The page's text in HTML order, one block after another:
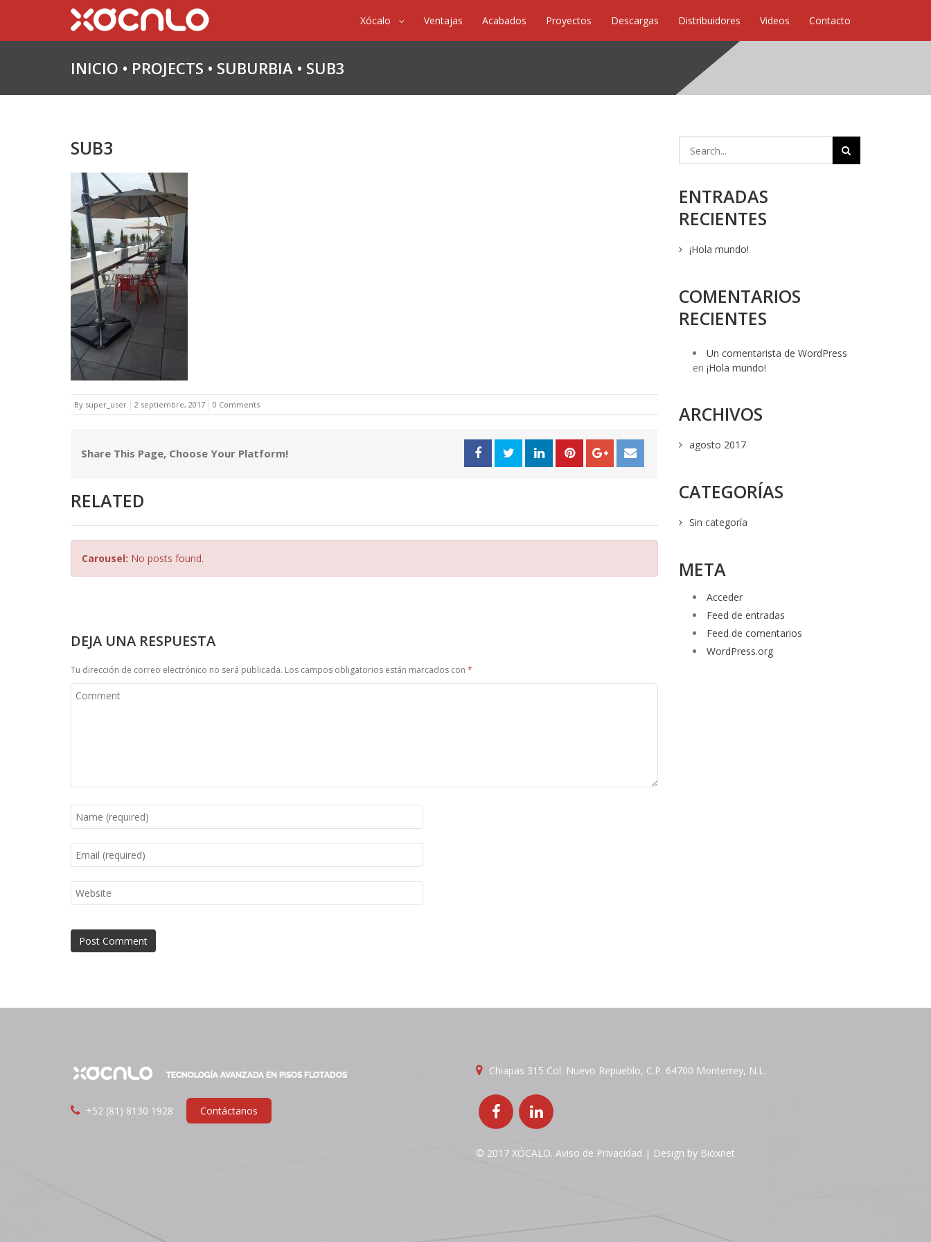
Xócalo Ventajas Acabados Proyectos Descargas Distribuidores Videos Contacto
INICIO • PROJECTS • SUBURBIA • SUB3
SUB3
By super_user 2 septiembre, 2017 0 Comments
Share This Page, Choose Your Platform!
RELATED
Carousel: No posts found.
DEJA UNA RESPUESTA
Tu dirección de correo electrónico no será publicada. Los campos obligatorios están marcados con *
ENTRADAS
RECIENTES
¡Hola mundo!
COMENTARIOS
RECIENTES
Un comentarista de WordPress
en ¡Hola mundo!
ARCHIVOS
agosto 2017
CATEGORÍAS
Sin categoría
META
Acceder
Feed de entradas
Feed de comentarios
WordPress.org
+52 (81) 8130 1928 Contáctanos
Chiapas 315 Col. Nuevo Repueblo, C.P. 64700 Monterrey, N.L.
© 2017 XÓCALO. Aviso de Privacidad | Design by Bioxnet